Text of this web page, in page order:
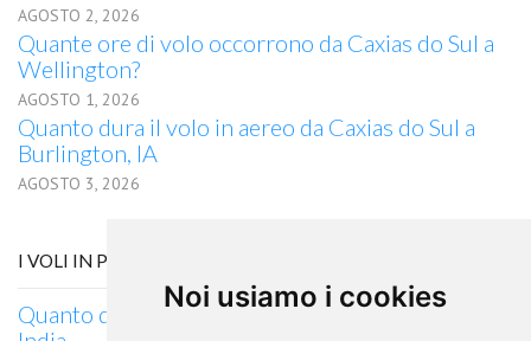
Noi usiamo i cookies
AGOSTO 2, 2026
Quante ore di volo occorrono da Caxias do Sul a
Wellington?
AGOSTO 1, 2026
Quanto dura il volo in aereo da Caxias do Sul a
Burlington, IA
AGOSTO 3, 2026
I VOLI IN PARTENZA DA JODHPUR
Quanto dura il volo da Jodhpur, Serbia per Niš,